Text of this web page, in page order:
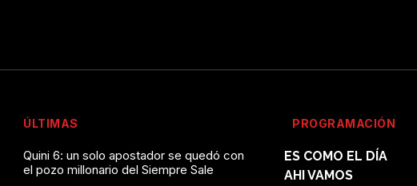
ÚLTIMAS
Quini 6: un solo apostador se quedó con
el pozo millonario del Siempre Sale
PROGRAMACIÓN
ES COMO EL DÍA
AHI VAMOS